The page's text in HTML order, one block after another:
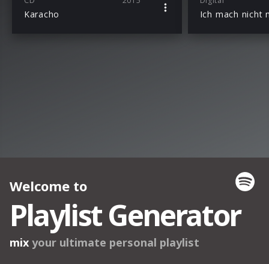
Karacho Ich mach nicht